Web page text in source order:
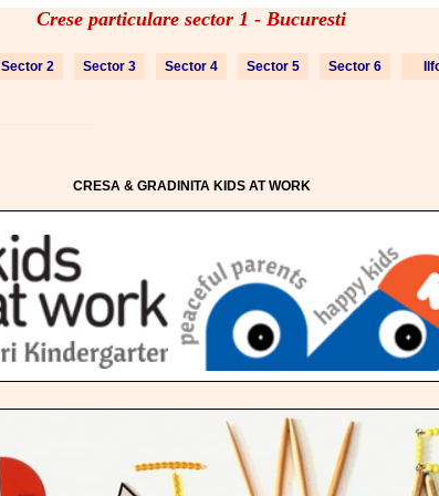
Crese particulare sector 1 - Bucuresti
Sector 2 Sector 3 Sector 4 Sector 5 Sector 6
CRESA & GRADINITA KIDS AT WORK